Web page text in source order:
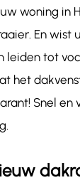
woning in
En wist
leiden tot
het
Snel en